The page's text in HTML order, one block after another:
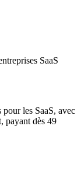
SaaS
les SaaS, avec
payant dès 49